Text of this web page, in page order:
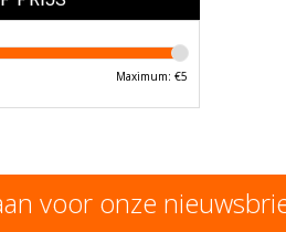
Maximum: €5
voor onze